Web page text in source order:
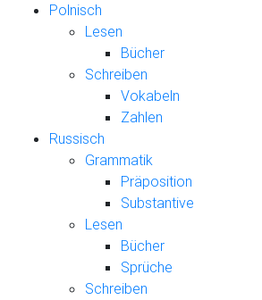
Polnisch
Lesen
Bücher
Schreiben
Vokabeln
Zahlen
Russisch
Grammatik
Präposition
Substantive
Lesen
Bücher
Sprüche
Schreiben